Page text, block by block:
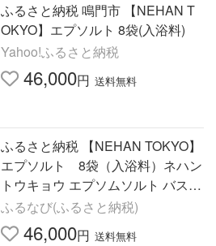
ふるさと納税 鳴門市 【NEHAN T
OKYO】エプソルト 8袋(入浴料)
Yahoo!ふるさと納税
46,000円 送料無料
ふるさと納税 【NEHAN TOKYO】
エプソルト 8袋（入浴料）ネハン
トウキョウ エプソムソルト バスソ
ルト ボディケア マグネシウム エ
プソムソルト.. 徳島県鳴門市
ふるなび(ふるさと納税)
46,000円 送料無料